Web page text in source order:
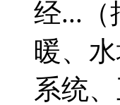
经...（
暖、
系统